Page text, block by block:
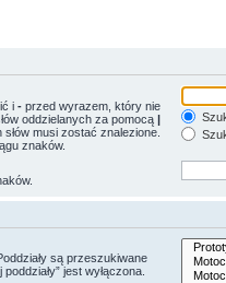
i - przed wyrazem, który nie
oddzielanych za pomocą |
musi zostać znalezione.
znaków.
są przeszukiwane
jest wyłączona.